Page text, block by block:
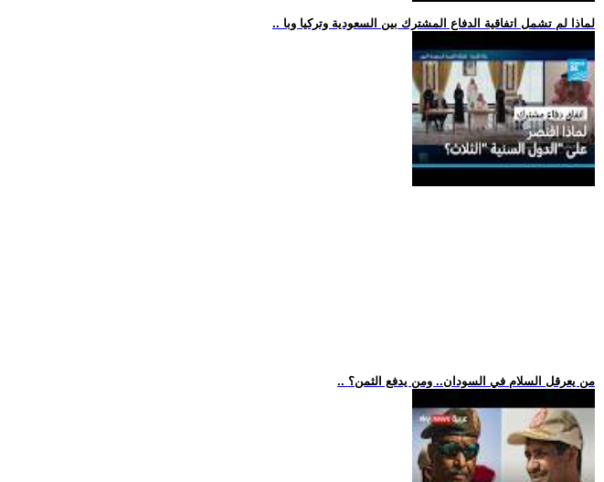
.. لماذا لم تشمل اتفاقية الدفاع المشترك بين السعودية وتركيا وبا
.. من يعرقل السلام في السودان.. ومن يدفع الثمن؟